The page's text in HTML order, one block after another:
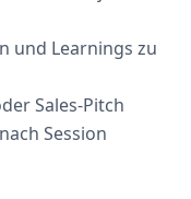
und Learnings zu
Sales-Pitch
Session